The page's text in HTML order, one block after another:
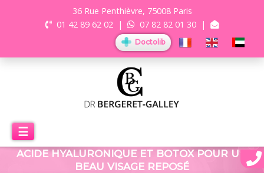
36 Rue Penthièvre, 75008 Paris
01 42 89 62 02 | 07 82 82 01 30 |
Doctolib
☰
ACIDE HYALURONIQUE ET BOTOX POUR UN
BEAU VISAGE REPOSÉ